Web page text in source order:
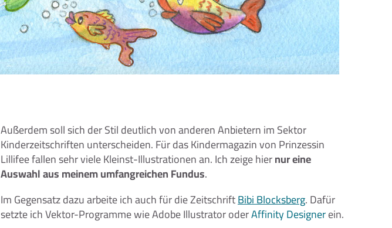
Außerdem soll sich der Stil deutlich von anderen Anbietern im Sektor
Kinderzeitschriften unterscheiden. Für das Kindermagazin von Prinzessin
Lillifee fallen sehr viele Kleinst-Illustrationen an. Ich zeige hiernur eine
Auswahl aus meinem umfangreichen Fundus.
Im Gegensatz dazu arbeite ich auch für die ZeitschriftBibi Blocksberg. Dafür
setzte ich Vektor-Programme wie Adobe Illustrator oderAffinity Designerein.